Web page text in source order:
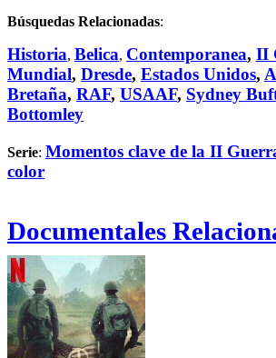
Búsquedas Relacionadas:
Historia, Belica, Contemporanea, II
Mundial, Dresde, Estados Unidos,
Bretaña, RAF, USAAF, Sydney
Bottomley
Serie: Momentos clave de la II
color
Documentales